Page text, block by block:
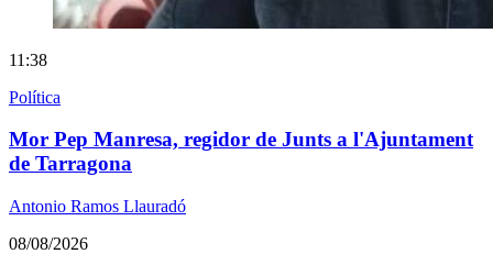
11:38
Política
Mor Pep Manresa, regidor de Junts a l'Ajuntament
de Tarragona
Antonio Ramos Llauradó
08/08/2026